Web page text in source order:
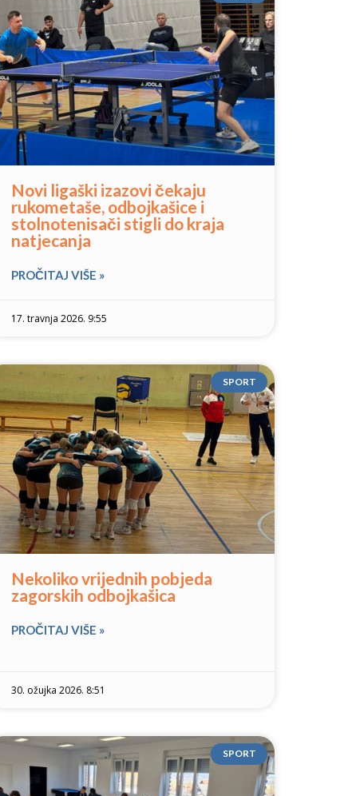
Novi ligaški izazovi čekaju
rukometaše, odbojkašice i
stolnotenisači stigli do kraja
natjecanja
PROČITAJ VIŠE »
17. travnja 2026. 9:55
SPORT
Nekoliko vrijednih pobjeda
zagorskih odbojkašica
PROČITAJ VIŠE »
30. ožujka 2026. 8:51
SPORT